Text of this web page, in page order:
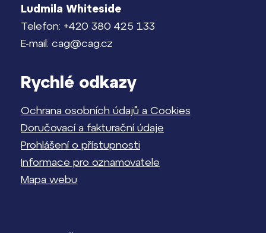
Ludmila Whiteside
Telefon: +420 380 425 133
E-mail: cag@cag.cz
Rychlé odkazy
Ochrana osobních údajů a Cookies
Doručovací a fakturační údaje
Prohlášení o přístupnosti
Informace pro oznamovatele
Mapa webu